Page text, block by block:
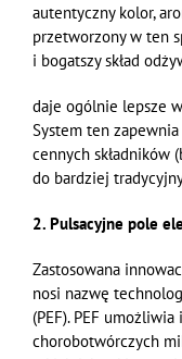
autentyczny kolor,
przetworzony w ten
i bogatszy skład
daje ogólnie lepsze
System ten
cennych składników
do bardziej
2. Pulsacyjne pole
Zastosowana
nosi nazwę
(PEF). PEF
chorobotwórczych